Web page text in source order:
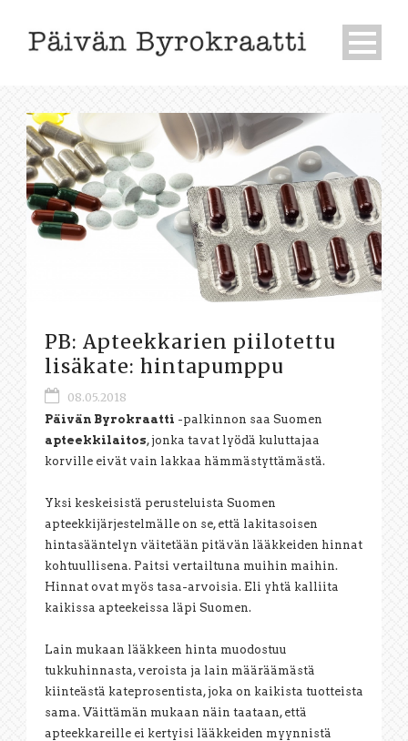
PB: Apteekkarien piilotettu
lisäkate: hintapumppu
08.05.2018
Päivän Byrokraatti -palkinnon saa Suomen
apteekkilaitos, jonka tavat lyödä kuluttajaa
korville eivät vain lakkaa hämmästyttämästä.
Yksi keskeisistä perusteluista Suomen
apteekkijärjestelmälle on se, että lakitasoisen
hintasääntelyn väitetään pitävän lääkkeiden hinnat
kohtuullisena. Paitsi vertailtuna muihin maihin.
Hinnat ovat myös tasa-arvoisia. Eli yhtä kalliita
kaikissa apteekeissa läpi Suomen.
Lain mukaan lääkkeen hinta muodostuu
tukkuhinnasta, veroista ja lain määräämästä
kiinteästä kateprosentista, joka on kaikista tuotteista
sama. Väittämän mukaan näin taataan, että
apteekkareille ei kertyisi lääkkeiden myynnistä